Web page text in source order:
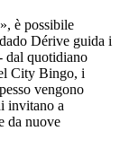
è possibile
Dérive guida i
dal quotidiano
City Bingo, i
vengono
invitano a
da nuove